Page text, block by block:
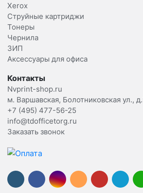
Xerox
Струйные картриджи
Тонеры
Чернила
ЗИП
Аксессуары для офиса
Контакты
Nvprint-shop.ru
м. Варшавская, Болотниковская ул.,
+7 (495) 477-56-25
info@tdofficetorg.ru
Заказать звонок